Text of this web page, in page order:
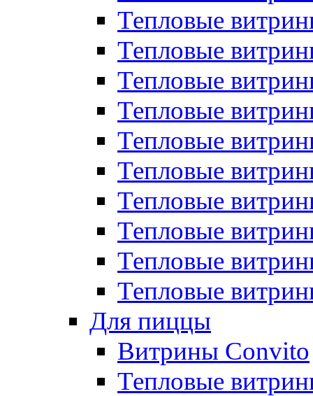
Тепловые
Тепловые
Тепловые
Тепловые
Тепловые
Тепловые
Тепловые
Тепловые
Тепловые
Тепловые
Для пиццы
Витрины Convito
Тепловые